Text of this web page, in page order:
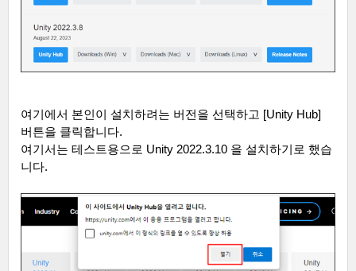
여기에서 본인이 설치하려는 버전을 선택하고 [Unity Hub]
버튼을 클릭합니다.
여기서는 테스트용으로 Unity 2022.3.10 을 설치하기로 했습
니다.